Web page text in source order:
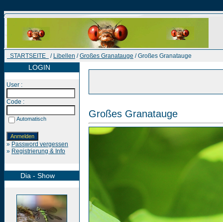
STARTSEITE / Libellen /Großes Granatauge / Großes Granatauge
LOGIN
User :
Code :
Automatisch
» Password vergessen
» Registrierung & Info
Dia - Show
Großes Granatauge